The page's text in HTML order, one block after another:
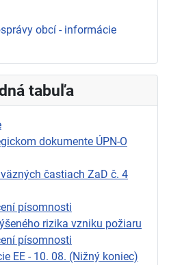
obcí - informácie
tabuľa
dokumente ÚPN-O
častiach ZaD č. 4
písomnosti
rizika vzniku požiaru
písomnosti
EE - 10. 08. (Nižný koniec)